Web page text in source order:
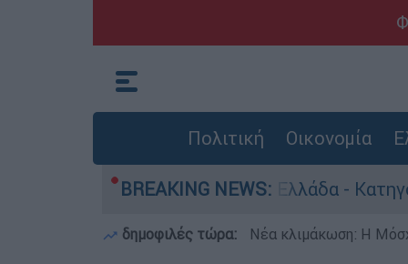
Πολιτική Οικονομία
BREAKING NEWS:
ανθρωποκτονίες στην Ελλάδα -
δημοφιλές τώρα: Νέα κλιμάκωση: Η